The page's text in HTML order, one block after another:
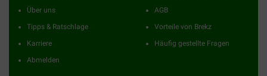
Über uns
Tipps & Ratschlage
Karriere
Abmelden
AGB
Vorteile von Brekz
Häufig gestellte Fragen